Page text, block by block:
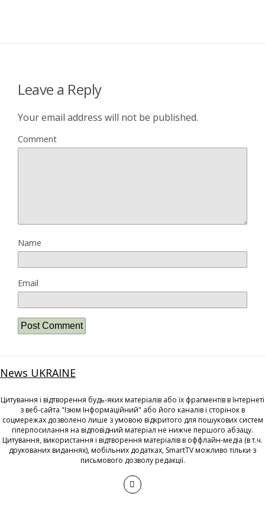
Leave a Reply
Your email address will not be published.
Comment
Name
Email
News UKRAINE
Цитування і відтворення будь-яких матеріалів або їх фрагментів в Інтернеті
з веб-сайта "Ізюм Інформаційний" або його каналів і сторінок в
соцмережах дозволено лише з умовою відкритого для пошукових систем
гіперпосилання на відповідний матеріал не нижче першого абзацу.
Цитування, використання і відтворення матеріалів в оффлайн-медіа (в т.ч.
друкованих виданнях), мобільних додатках, SmartTV можливо тільки з
письмового дозволу редакції.